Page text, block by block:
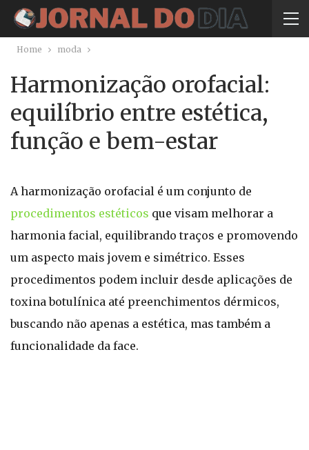
Home moda
Harmonização orofacial:
equilíbrio entre estética,
função e bem-estar
A harmonização orofacial é um conjunto de
procedimentos estéticos que visam melhorar a
harmonia facial, equilibrando traços e promovendo
um aspecto mais jovem e simétrico. Esses
procedimentos podem incluir desde aplicações de
toxina botulínica até preenchimentos dérmicos,
buscando não apenas a estética, mas também a
funcionalidade da face.